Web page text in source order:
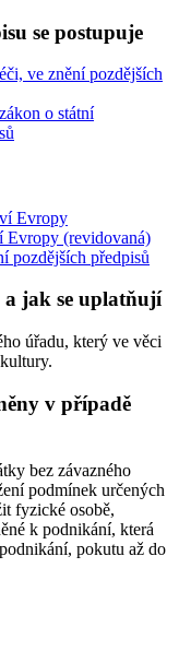
se postupuje
ve znění pozdějších
o státní
Evropy
Evropy (revidovaná)
pozdějších předpisů
a jak se uplatňují
úřadu, který ve věci
v případě
bez závazného
podmínek určených
fyzické osobě,
k podnikání, která
pokutu až do